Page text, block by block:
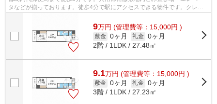
タなどが揃っております。徒歩4分で駅にアクセスできる物件です。クレジ
ットカードで初期費用がお支払いいただ...
9万円 (管理費等：15,000円 )
敷金 0ヶ月 礼金 0ヶ月
2階 / 1LDK / 27.48㎡
9.1万円 (管理費等：15,000円 )
敷金 0ヶ月 礼金 0ヶ月
3階 / 1LDK / 27.23㎡